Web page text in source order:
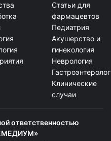
Статьи для
фармацевтов
Педиатрия
Акушерство и
гинекология
Неврология
Клинические
случаи
ответственностью